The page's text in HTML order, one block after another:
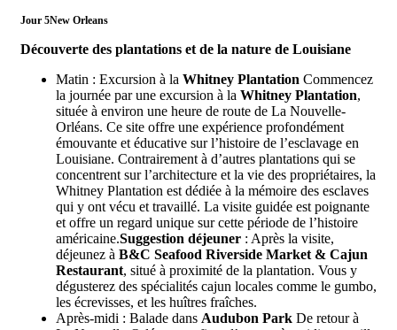
Jour 5New Orleans
Découverte des plantations et de la nature de Louisiane
Matin : Excursion à la Whitney Plantation Commencez
la journée par une excursion à la Whitney Plantation,
située à environ une heure de route de La Nouvelle-
Orléans. Ce site offre une expérience profondément
émouvante et éducative sur l’histoire de l’esclavage en
Louisiane. Contrairement à d’autres plantations qui se
concentrent sur l’architecture et la vie des propriétaires, la
Whitney Plantation est dédiée à la mémoire des esclaves
qui y ont vécu et travaillé. La visite guidée est poignante
et offre un regard unique sur cette période de l’histoire
américaine.Suggestion déjeuner : Après la visite,
déjeunez à B&C Seafood Riverside Market & Cajun
Restaurant, situé à proximité de la plantation. Vous y
dégusterez des spécialités cajun locales comme le gumbo,
les écrevisses, et les huîtres fraîches.
Après-midi : Balade dans Audubon Park De retour à